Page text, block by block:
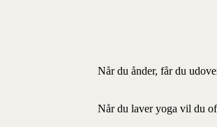
Når du ånder, får du
Når du laver yoga vil du